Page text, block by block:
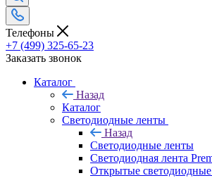
Телефоны
+7 (499) 325-65-23
Заказать звонок
Каталог
Назад
Каталог
Светодиодные ленты
Назад
Светодиодные ленты
Светодиодная лента
Открытые